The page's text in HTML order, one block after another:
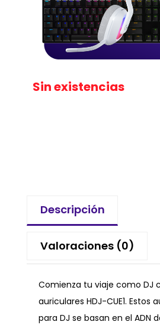
Sin existencias
Descripción
Valoraciones (0)
Comienza tu viaje como DJ
auriculares HDJ-CUE1. Estos
para DJ se basan en el ADN